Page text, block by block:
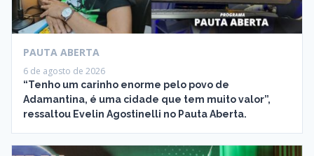
PAUTA ABERTA
6 de agosto de 2026
“Tenho um carinho enorme pelo povo de
Adamantina, é uma cidade que tem muito valor”,
ressaltou Evelin Agostinelli no Pauta Aberta.